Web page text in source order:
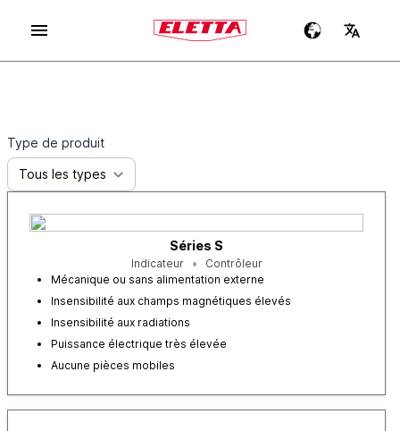
Type de produit
Séries S
Indicateur
Contrôleur
Mécanique ou sans alimentation externe
Insensibilité aux champs magnétiques élevés
Insensibilité aux radiations
Puissance électrique très élevée
Aucune pièces mobiles